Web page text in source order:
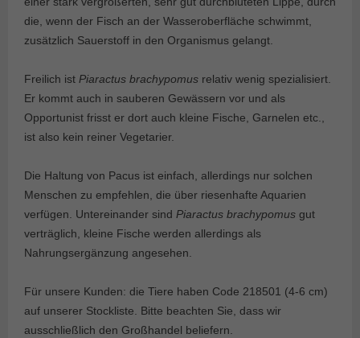
die, wenn der Fisch an der Wasseroberfläche schwimmt,
zusätzlich Sauerstoff in den Organismus gelangt.
Freilich ist Piaractus brachypomus relativ wenig spezialisiert.
Er kommt auch in sauberen Gewässern vor und als
Opportunist frisst er dort auch kleine Fische, Garnelen etc.,
ist also kein reiner Vegetarier.
Die Haltung von Pacus ist einfach, allerdings nur solchen
Menschen zu empfehlen, die über riesenhafte Aquarien
verfügen. Untereinander sind Piaractus brachypomus gut
verträglich, kleine Fische werden allerdings als
Nahrungsergänzung angesehen.
Für unsere Kunden: die Tiere haben Code 218501 (4-6 cm)
auf unserer Stockliste. Bitte beachten Sie, dass wir
ausschließlich den Großhandel beliefern.